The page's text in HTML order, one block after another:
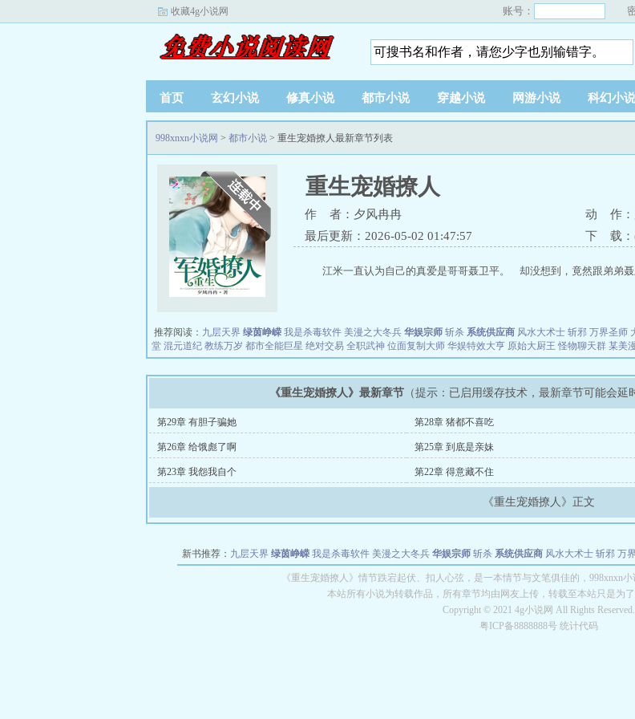
收藏4g小说网 账号：
首页 玄幻小说 修真小说 都市小说 穿越小说 网游小说 科幻小说
998xnxn小说网 > 都市小说 > 重生宠婚撩人最新章节列表
重生宠婚撩人
作 者：夕风冉冉 动 作：
最后更新：2026-05-02 01:47:57
下 载：
江米一直认为自己的真爱是哥哥聂卫平。 却没想到，竟然跟弟弟
推荐阅读： 九层天界 绿茵峥嵘 我是杀毒软件 美漫之大冬兵 华娱宗师 斩杀 系统供应商 风水大术士 斩邪 万界圣师
堂 混元道纪 教练万岁 都市全能巨星 绝对交易 全职武神 位面复制大师 华娱特效大亨 原始大厨王 怪物聊天群 某美
《重生宠婚撩人》最新章节 （提示：已启用缓存技术，最新章节可能会延
第29章 有胆子骗她 第28章 猪都不喜吃
第26章 给饿彪了啊 第25章 到底是亲妹
第23章 我怨我自个 第22章 得意藏不住
《重生宠婚撩人》正文
新书推荐： 九层天界 绿茵峥嵘 我是杀毒软件 美漫之大冬兵 华娱宗师 斩杀 系统供应商 风水大术士 斩邪 万
教练万岁 都市全能巨星 绝对交易 全职武神 位面复制大师 华娱特效大亨 原始大厨王
长别打脸
《重生宠婚撩人》情节跌宕起伏、扣人心弦，是一本情节与文笔俱佳的，998xnxn
本站所有小说为转载作品，所有章节均由网友上传，转载至本站只是为
Copyright © 2021 4g小说网 All Rights Reserved.
粤ICP备8888888号 统计代码